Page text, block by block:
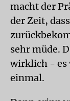
macht der
der Zeit,
sehr müde.
wirklich - es
einmal.